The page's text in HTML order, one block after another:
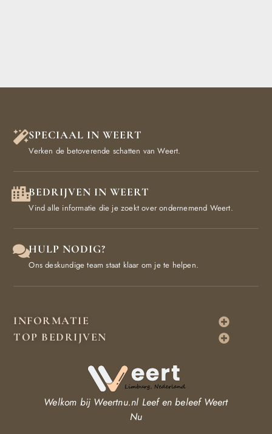
SPECIAAL IN WEERT
Verken de betoverende schatten van Weert.
BEDRIJVEN IN WEERT
Vind alle informatie die je zoekt over ondernemend Weert.
HULP NODIG?
Ons deskundige team staat klaar om je te helpen.
INFORMATIE
TOP BEDRIJVEN
Welkom bij Weertnu.nl Leef en beleef Weert
Nu